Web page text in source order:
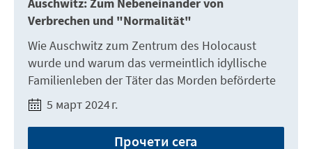
Auschwitz: Zum Nebeneinander von
Verbrechen und "Normalität"
Wie Auschwitz zum Zentrum des Holocaust
wurde und warum das vermeintlich idyllische
Familienleben der Täter das Morden beförderte
5 март 2024 г.
Прочети сега